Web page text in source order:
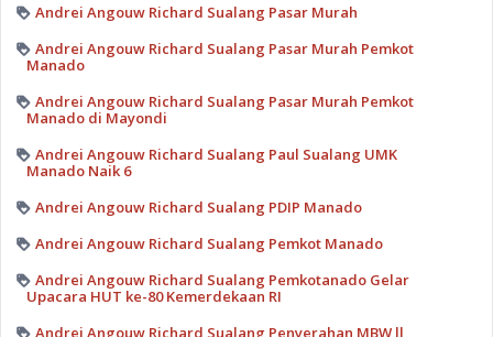
Andrei Angouw Richard Sualang Pasar Murah
Andrei Angouw Richard Sualang Pasar Murah Pemkot
Manado
Andrei Angouw Richard Sualang Pasar Murah Pemkot
Manado di Mayondi
Andrei Angouw Richard Sualang Paul Sualang UMK
Manado Naik 6
Andrei Angouw Richard Sualang PDIP Manado
Andrei Angouw Richard Sualang Pemkot Manado
Andrei Angouw Richard Sualang Pemkotanado Gelar
Upacara HUT ke-80 Kemerdekaan RI
Andrei Angouw Richard Sualang Penyerahan MBW ll